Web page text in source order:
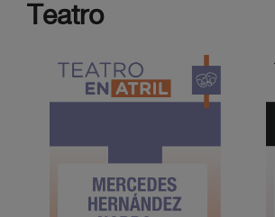
Teatro